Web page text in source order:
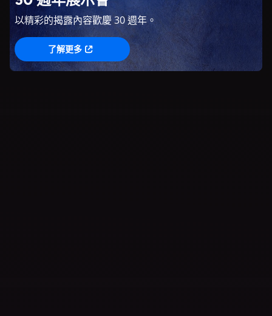
Ubisoft
(TW)
以精彩的揭露內容歡慶 30 週年。
了解更多